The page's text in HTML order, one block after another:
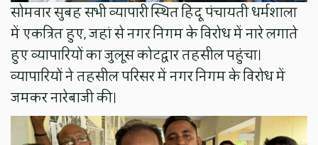
सोमवार सुबह सभी व्यापारी स्थित हिंदू पंचायती धर्मशाला
में एकत्रित हुए, जहां से नगर निगम के विरोध में नारे लगाते
हुए व्यापारियों का जुलूस कोटद्वार तहसील पहुंचा।
व्यापारियों ने तहसील परिसर में नगर निगम के विरोध में
जमकर नारेबाजी की।